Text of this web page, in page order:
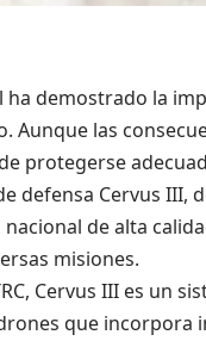
ha demostrado la
Aunque las
protegerse
defensa Cervus III,
de alta
misiones.
Cervus III es un
que incorpora